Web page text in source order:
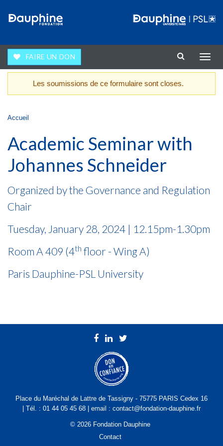
FAIRE UN DON
la
Message d'avertissement
Les soumissions de ce formulaire sont closes.
Vous êtes ici
Accueil
Academic Seminar with
Johannes Schneider
Organized by the Governance and Regulation
Chair
Tuesday, January 28, 2024 | 12.15pm-1.30pm
Room A 409 (4th floor - Wing A)
Paris Dauphine-PSL University
Place du Maréchal de Lattre de Tassigny - 75775 PARIS Cedex 16
| Tél. : 01 44 05 45 68 | email : contact@fondation-dauphine.fr
© 2026 Fondation Dauphine
Contact